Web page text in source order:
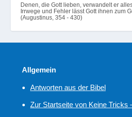
Denen, die Gott lieben, verwandelt er
Irrwege und Fehler lässt Gott ihnen zum
(Augustinus, 354 - 430)
Allgemein
Antworten aus der Bibel
Zur Startseite von Keine Tricks